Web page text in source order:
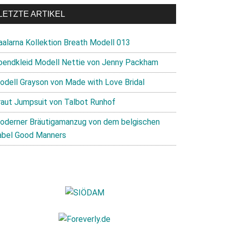
LETZTE ARTIKEL
Kollektion Breath Modell 013
Modell Nettie von Jenny Packham
Grayson von Made with Love Bridal
Jumpsuit von Talbot Runhof
Bräutigamanzug von dem belgischen
Good Manners